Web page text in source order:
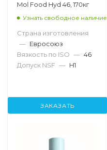
Mol Food Hyd 46, 170кг
Узнать свободное наличие
Страна изготовления
— Евросоюз
Вязкость по ISO — 46
Допуск NSF — H1
ЗАКАЗАТЬ